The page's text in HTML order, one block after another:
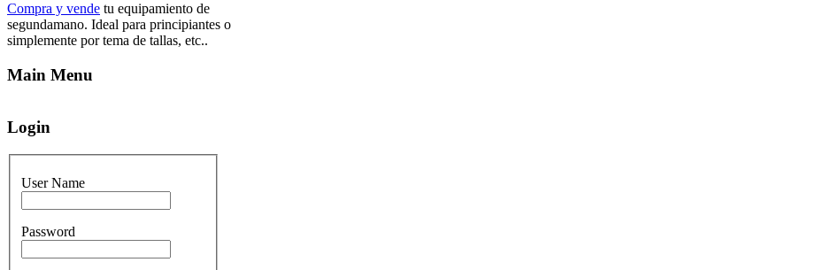
Compra y vende tu equipamiento de
segundamano. Ideal para principiantes o
simplemente por tema de tallas, etc..
Main Menu
Login
User Name
Password